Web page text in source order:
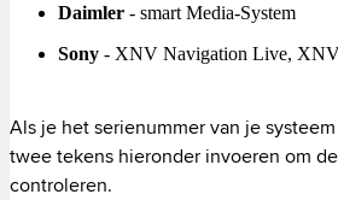
Daimler - smart Media-System
Sony - XNV Navigation Live,
Als je het serienummer van je
twee tekens hieronder invoeren om
controleren.